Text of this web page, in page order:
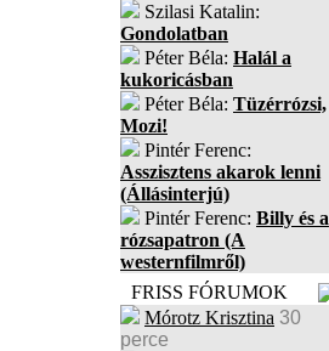
Szilasi Katalin:
Gondolatban
Péter Béla: Halál a
kukoricásban
Péter Béla: Tüzérrózsi,
Mozi!
Pintér Ferenc:
Asszisztens akarok lenni
(Állásinterjú)
Pintér Ferenc: Billy és a
rózsapatron (A
westernfilmről)
FRISS FÓRUMOK
Mórotz Krisztina 30
perce